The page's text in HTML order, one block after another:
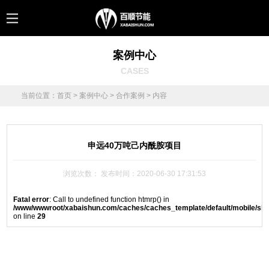
案例中心
CASES
当前位置： 首页 > 案例中心 > 合作案例 > 内容
申远40万吨己内酰胺项目
浏览次数： 发布时间：2020-06-30 17:31:53
Fatal error: Call to undefined function htmrp() in
/www/wwwroot/xabaishun.com/caches/caches_template/default/mobile/
on line29